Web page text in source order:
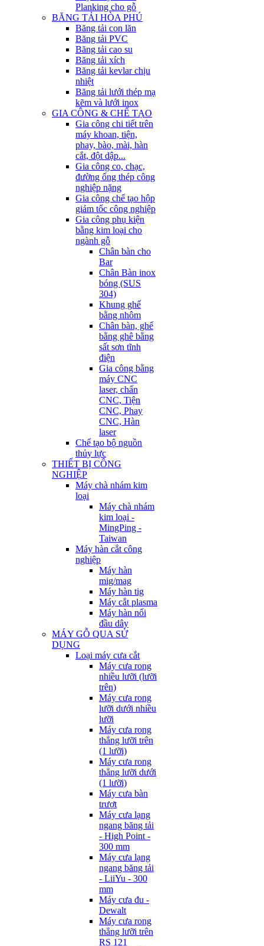
Planking cho gỗ
BĂNG TẢI HÒA PHÚ
Băng tải con lăn
Băng tải PVC
Băng tải cao su
Băng tải xích
Băng tải kevlar chịu
nhiệt
Băng tải lưới thép mạ
kẽm và lưới inox
GIA CÔNG & CHẾ TẠO
Gia công chi tiết trên
máy khoan, tiện,
phay, bào, mài, hàn
cắt, đột dập...
Gia công co, chạc,
đường ống thép công
nghiệp nặng
Gia công chế tạo hộp
giảm tốc công nghiệp
Gia công phụ kiện
bằng kim loại cho
ngành gỗ
Chân bàn cho
Bar
Chân Bàn inox
bóng (SUS
304)
Khung ghế
bằng nhôm
Chân bàn, ghế
bằng ghê bằng
sất sơn tĩnh
điện
Gia công bằng
máy CNC
laser, chấn
CNC, Tiện
CNC, Phay
CNC, Hàn
laser
Chế tạo bộ nguồn
thủy lực
THIẾT BỊ CÔNG
NGHIỆP
Máy chà nhám kim
loại
Máy chà nhám
kim loại -
MingPing -
Taiwan
Máy hàn cắt công
nghiệp
Máy hàn
mig/mag
Máy hàn tig
Máy cắt plasma
Máy hàn nối
đầu dây
MÁY GỖ QUA SỬ
DỤNG
Loại máy cưa cắt
Máy cưa rong
nhiều lưỡi (lưỡi
trên)
Máy cưa rong
lưỡi dưới nhiều
lưỡi
Máy cưa rong
thẳng lưỡi trên
(1 lưỡi)
Máy cưa rong
thẳng lưỡi dưới
(1 lưỡi)
Máy cưa bàn
trượt
Máy cưa lạng
ngang băng tải
- High Point -
300 mm
Máy cưa lạng
ngang băng tải
- LiiYu - 300
mm
Máy cưa đu -
Dewalt
Máy cưa rong
thẳng lưỡi trên
RS 121